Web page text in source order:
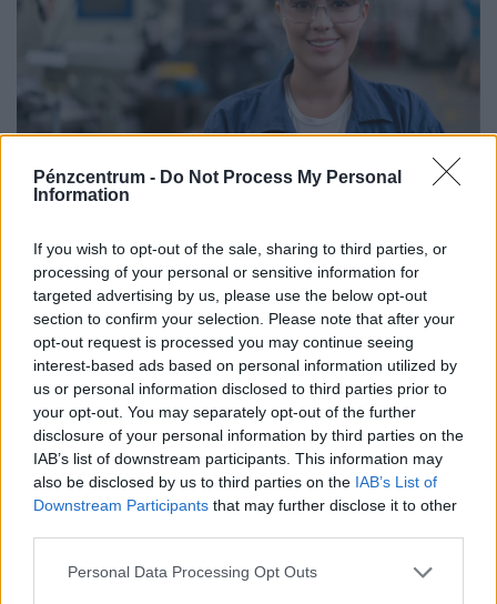
Pénzcentrum - Do Not Process My Personal
Information
If you wish to opt-out of the sale, sharing to third parties, or
processing of your personal or sensitive information for
targeted advertising by us, please use the below opt-out
section to confirm your selection. Please note that after your
opt-out request is processed you may continue seeing
interest-based ads based on personal information utilized by
us or personal information disclosed to third parties prior to
your opt-out. You may separately opt-out of the further
disclosure of your personal information by third parties on the
IAB’s list of downstream participants. This information may
also be disclosed by us to third parties on the IAB’s List of
Downstream Participants that may further disclose it to other
Personal Data Processing Opt Outs
Ezzel a melóval degeszre kereshetik magukat a
fizetnek
A magyar diákmunkapiac elmúlt másfél évtizede
lényegében egyetlen nagy átrendeződés története.